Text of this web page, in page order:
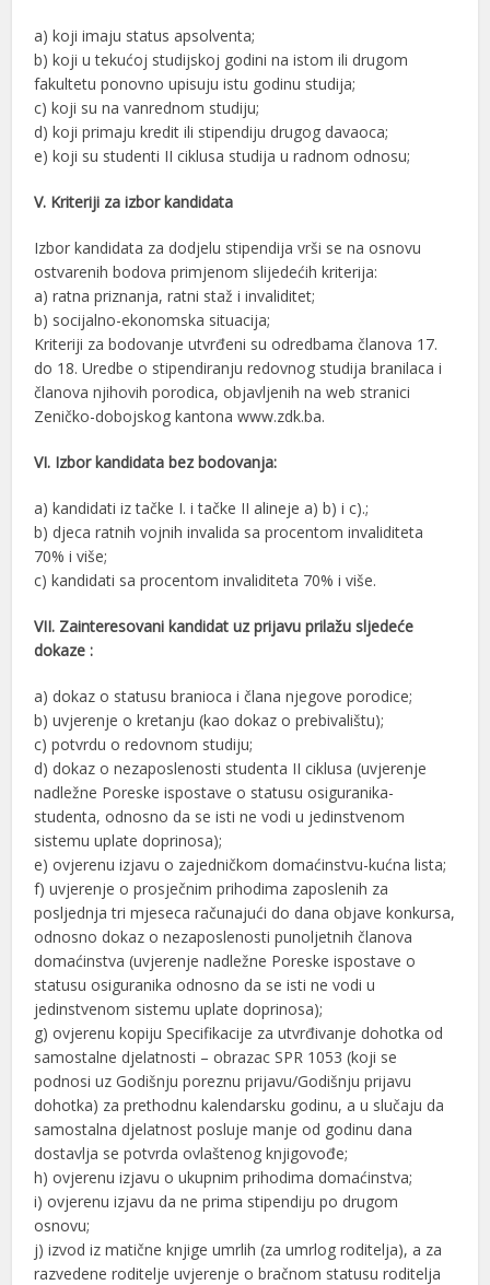
a) koji imaju status apsolventa;
b) koji u tekućoj studijskoj godini na istom ili drugom
fakultetu ponovno upisuju istu godinu studija;
c) koji su na vanrednom studiju;
d) koji primaju kredit ili stipendiju drugog davaoca;
e) koji su studenti II ciklusa studija u radnom odnosu;
V. Kriteriji za izbor kandidata
Izbor kandidata za dodjelu stipendija vrši se na osnovu
ostvarenih bodova primjenom slijedećih kriterija:
a) ratna priznanja, ratni staž i invaliditet;
b) socijalno-ekonomska situacija;
Kriteriji za bodovanje utvrđeni su odredbama članova 17.
do 18. Uredbe o stipendiranju redovnog studija branilaca i
članova njihovih porodica, objavljenih na web stranici
Zeničko-dobojskog kantona www.zdk.ba.
VI. Izbor kandidata bez bodovanja:
a) kandidati iz tačke I. i tačke II alineje a) b) i c).;
b) djeca ratnih vojnih invalida sa procentom invaliditeta
70% i više;
c) kandidati sa procentom invaliditeta 70% i više.
VII. Zainteresovani kandidat uz prijavu prilažu sljedeće
dokaze :
a) dokaz o statusu branioca i člana njegove porodice;
b) uvjerenje o kretanju (kao dokaz o prebivalištu);
c) potvrdu o redovnom studiju;
d) dokaz o nezaposlenosti studenta II ciklusa (uvjerenje
nadležne Poreske ispostave o statusu osiguranika-
studenta, odnosno da se isti ne vodi u jedinstvenom
sistemu uplate doprinosa);
e) ovjerenu izjavu o zajedničkom domaćinstvu-kućna lista;
f) uvjerenje o prosječnim prihodima zaposlenih za
posljednja tri mjeseca računajući do dana objave konkursa,
odnosno dokaz o nezaposlenosti punoljetnih članova
domaćinstva (uvjerenje nadležne Poreske ispostave o
statusu osiguranika odnosno da se isti ne vodi u
jedinstvenom sistemu uplate doprinosa);
g) ovjerenu kopiju Specifikacije za utvrđivanje dohotka od
samostalne djelatnosti – obrazac SPR 1053 (koji se
podnosi uz Godišnju poreznu prijavu/Godišnju prijavu
dohotka) za prethodnu kalendarsku godinu, a u slučaju da
samostalna djelatnost posluje manje od godinu dana
dostavlja se potvrda ovlaštenog knjigovođe;
h) ovjerenu izjavu o ukupnim prihodima domaćinstva;
i) ovjerenu izjavu da ne prima stipendiju po drugom
osnovu;
j) izvod iz matične knjige umrlih (za umrlog roditelja), a za
razvedene roditelje uvjerenje o bračnom statusu roditelja